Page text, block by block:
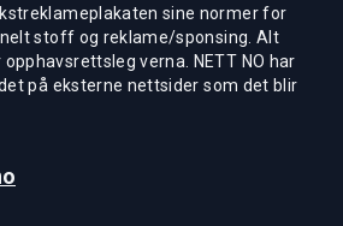
sine normer for
stoff og reklame/sponsing. Alt
opphavsrettsleg verna. NETT NO har
på eksterne nettsider som det blir